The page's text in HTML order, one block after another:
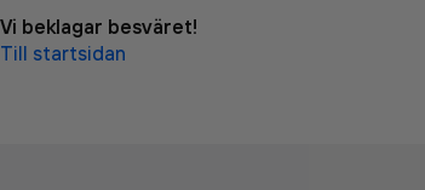
Vi beklagar besväret!
Till startsidan